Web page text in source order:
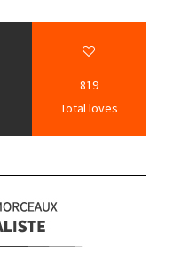
819
Total loves